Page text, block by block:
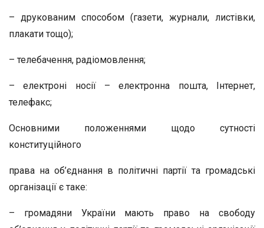
– друкованим способом (газети, журнали, листівки,
плакати тощо);
– телебачення, радіомовлення;
– електроні носії – електронна пошта, Інтернет,
телефакс;
Основними положеннями щодо сутності
конституційного
права на об’єднання в політичні партії та громадські
організації є таке:
– громадяни України мають право на свободу